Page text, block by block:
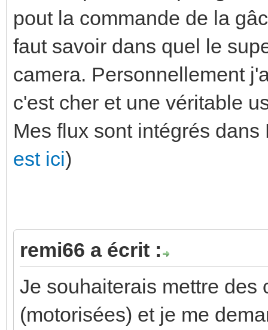
pout la commande de la
faut savoir dans quel le
camera. Personnellement
c'est cher et une véritable
Mes flux sont intégrés
est ici)
remi66 a écrit :
Je souhaiterais mettre des
(motorisées) et je me